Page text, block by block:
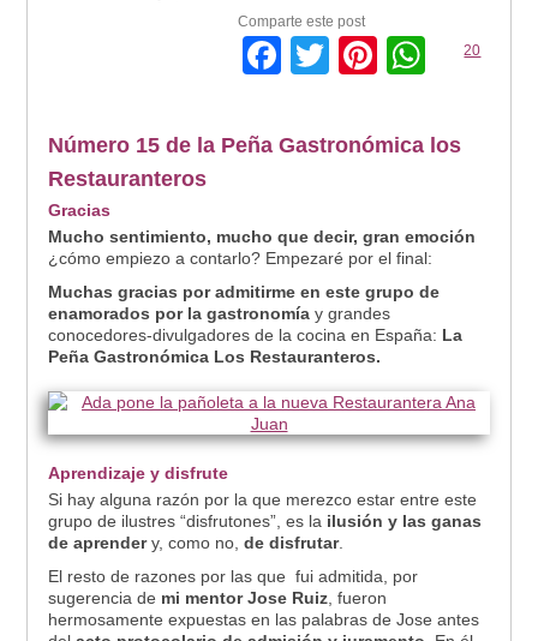
Comparte este post
Facebook
TwitterPinterest
20
Número 15 de la Peña Gastronómica los
Restauranteros
Gracias
Mucho sentimiento, mucho que decir, gran emoción
¿cómo empiezo a contarlo? Empezaré por el final:
Muchas gracias por admitirme en este grupo de
enamorados por la gastronomíay grandes
conocedores-divulgadores de la cocina en España: La
Peña Gastronómica Los Restauranteros.
Aprendizaje y disfrute
Si hay alguna razón por la que merezco estar entre este
grupo de ilustres “disfrutones”, es la ilusión y las ganas
de aprendery, como no, de disfrutar.
El resto de razones por las que fui admitida, por
sugerencia de mi mentor Jose Ruiz, fueron
hermosamente expuestas en las palabras de Jose antes